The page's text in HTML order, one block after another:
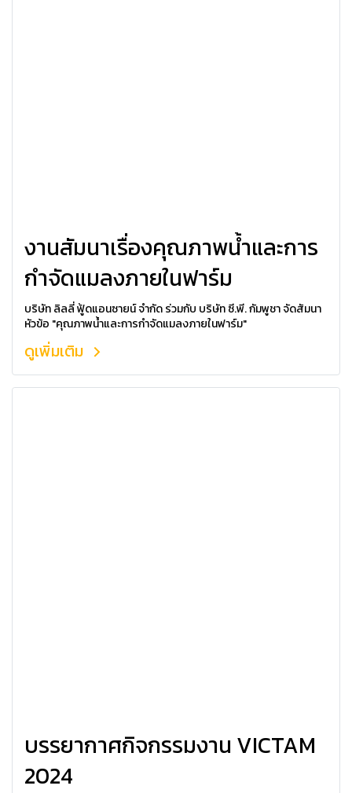
งานสัมนาเรื่องคุณภาพน้ำและการ
กำจัดแมลงภายในฟาร์ม
บริษัท ลิลลี่ ฟู้ดแอนซายน์ จำกัด ร่วมกับ บริษัท ซี.พี. กัมพูชา จัดสัมนา
หัวข้อ "คุณภาพน้ำและการกำจัดแมลงภายในฟาร์ม"
ดูเพิ่มเติม
บรรยากาศกิจกรรมงาน VICTAM
2024